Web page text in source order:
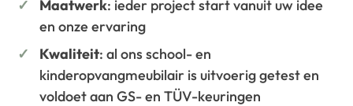
Maatwerk: ieder project start vanuit uw idee
en onze ervaring
Kwaliteit: al ons school- en
kinderopvangmeubilair is uitvoerig getest en
voldoet aan GS- en TÜV-keuringen